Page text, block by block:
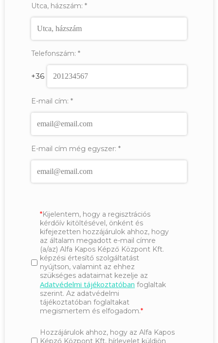
Utca, házszám: *
Telefonszám: *
+36
E-mail cím: *
E-mail cím még egyszer: *
Kijelentem, hogy a regisztrációs
kérdőív kitöltésével, önként és
kifejezetten hozzájárulok ahhoz, hogy
az általam megadott e-mail címre
(a/az) Alfa Kapos Képző Központ Kft.
képzési értesítő szolgáltatást
nyújtson, valamint az ehhez
szükséges adataimat kezelje az
Adatvédelmi tájékoztatóban foglaltak
szerint. Az adatvédelmi
tájékoztatóban foglaltakat
megismertem és elfogadom.
Hozzájárulok ahhoz, hogy az Alfa Kapos
Képző Központ Kft. hírlevelet küldjön